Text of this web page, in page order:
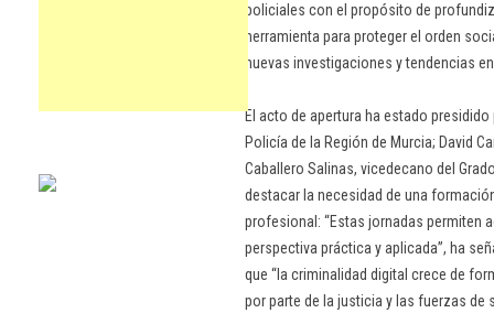
policiales con el propósito de
herramienta para proteger el orden
nuevas investigaciones y tendencias
El acto de apertura ha estado
Policía de la Región de Murcia; David
Caballero Salinas, vicedecano del
destacar la necesidad de una
profesional: “Estas jornadas permiten
perspectiva práctica y aplicada”, ha
que “la criminalidad digital crece de
por parte de la justicia y las fuerzas de